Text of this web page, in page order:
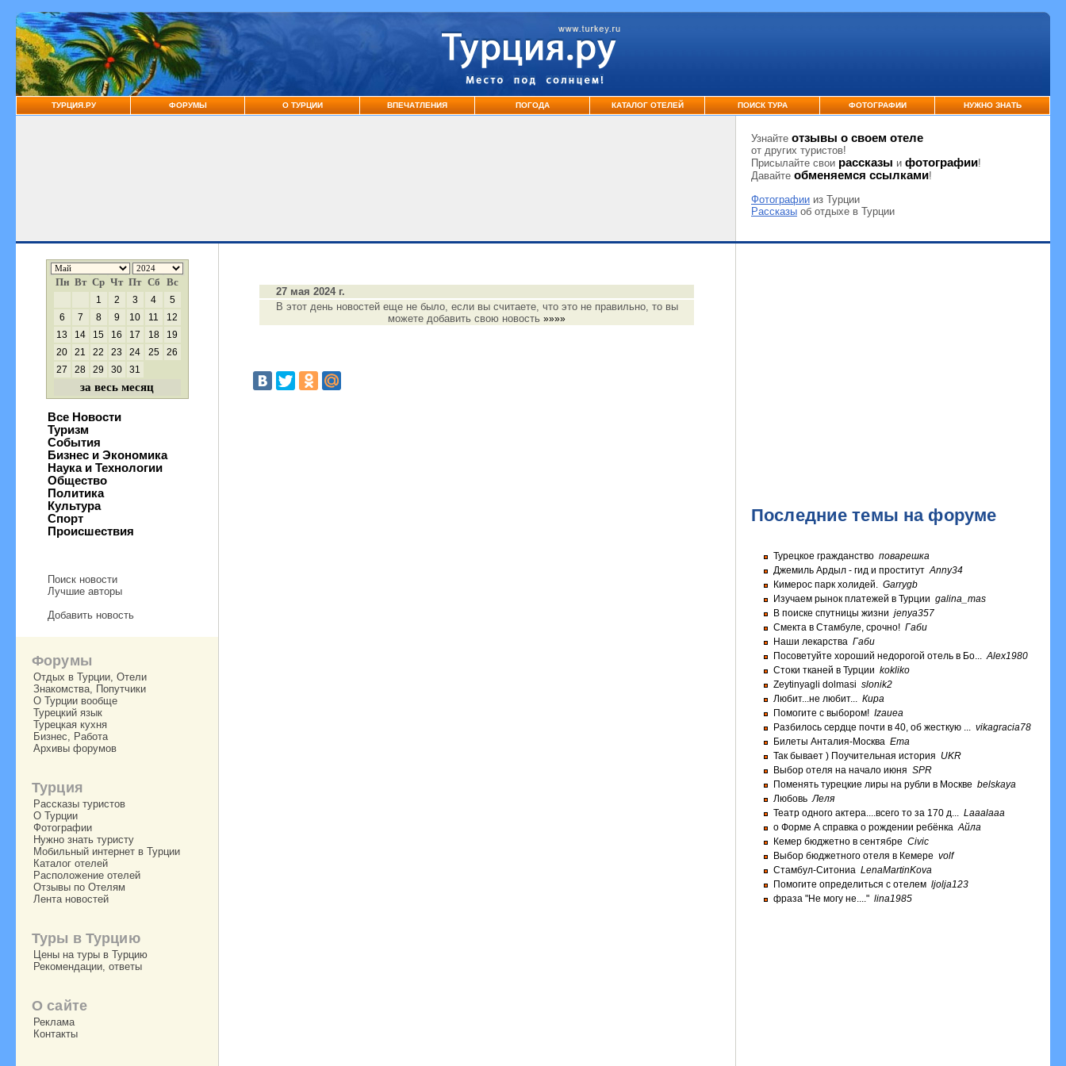
ТУРЦИЯ.РУ ФОРУМЫ О ТУРЦИИ ВПЕЧАТЛЕНИЯ ПОГОДА КАТАЛОГ ОТЕЛЕЙ ПОИСК ТУРА ФОТОГРАФИИ НУЖНО ЗНАТЬ
Узнайте отзывы о своем отеле
от других туристов!
Присылайте свои рассказы и фотографии!
Давайте обменяемся ссылками!
Фотографии из Турции
Рассказы об отдыхе в Турции
Пн Вт Ср Чт Пт Сб Вс
1 2 3 4
5
6
7 8 9 10 11
12
13
14 15 16 17 18
19
20
21 22 23 24 25
26
27
28 29 30 31
за весь месяц
Все Новости
Туризм
События
Бизнес и Экономика
Наука и Технологии
Общество
Политика
Культура
Спорт
Происшествия
Поиск новости
Лучшие авторы
Добавить новость
27 мая 2024 г.
В этот день новостей еще не было, если вы считаете, что это не правильно, то вы
можете добавить свою новость »»»»
Последние темы на форуме
Турецкое гражданство поварешка
Джемиль Ардыл - гид и проститут Anny34
Кимерос парк холидей. Garrygb
Изучаем рынок платежей в Турции galina_mas
В поиске спутницы жизни jenya357
Смекта в Стамбуле, срочно! Габи
Наши лекарства Габи
Посоветуйте хороший недорогой отель в Бо... Alex1980
Стоки тканей в Турции kokliko
Zeytinyagli dolmasi slonik2
Любит...не любит... Кира
Помогите с выбором! Izauea
Разбилось сердце почти в 40, об жесткую ... vikagracia78
Билеты Анталия-Москва Ema
Так бывает ) Поучительная история UKR
Выбор отеля на начало июня SPR
Поменять турецкие лиры на рубли в Москве belskaya
Любовь Леля
Театр одного актера....всего то за 170 д... Laaalaaa
о Форме А справка о рождении ребёнка Айла
Кемер бюджетно в сентябре Civic
Выбор бюджетного отеля в Кемере volf
Стамбул-Ситониа LenaMartinKova
Помогите определиться с отелем ljolja123
фраза "Не могу не...." lina1985
Форумы
Отдых в Турции, Отели
Знакомства, Попутчики
О Турции вообще
Турецкий язык
Турецкая кухня
Бизнес, Работа
Архивы форумов
Турция
Рассказы туристов
О Турции
Фотографии
Нужно знать туристу
Мобильный интернет в Турции
Каталог отелей
Расположение отелей
Отзывы по Отелям
Лента новостей
Туры в Турцию
Цены на туры в Турцию
Рекомендации, ответы
О сайте
Реклама
Контакты